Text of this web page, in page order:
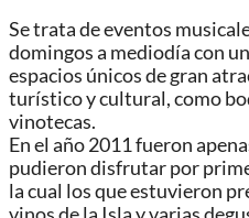
Se trata de eventos
domingos a mediodía con
espacios únicos de gran
turístico y cultural, como
vinotecas.
En el año 2011 fueron
pudieron disfrutar por
la cual los que estuvieron